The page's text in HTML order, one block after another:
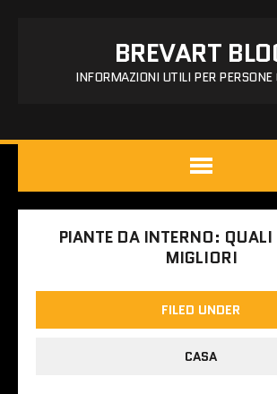
BREVART
INFORMAZIONI UTILI PER PERSONE
PIANTE DA INTERNO: QUALI
MIGLIORI
FILED UNDER
CASA